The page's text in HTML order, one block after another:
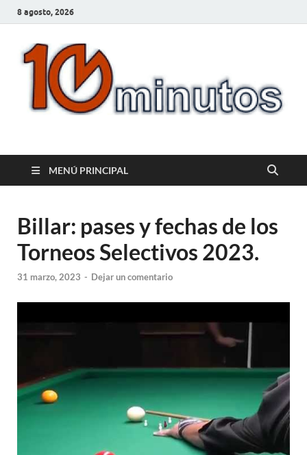
8 agosto, 2026
10minutos.com.uy
MENÚ PRINCIPAL
Billar: pases y fechas de los
Torneos Selectivos 2023.
31 marzo, 2023 - Dejar un comentario